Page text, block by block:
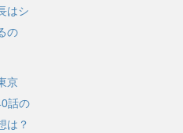
はシ
の
京
話の
は？